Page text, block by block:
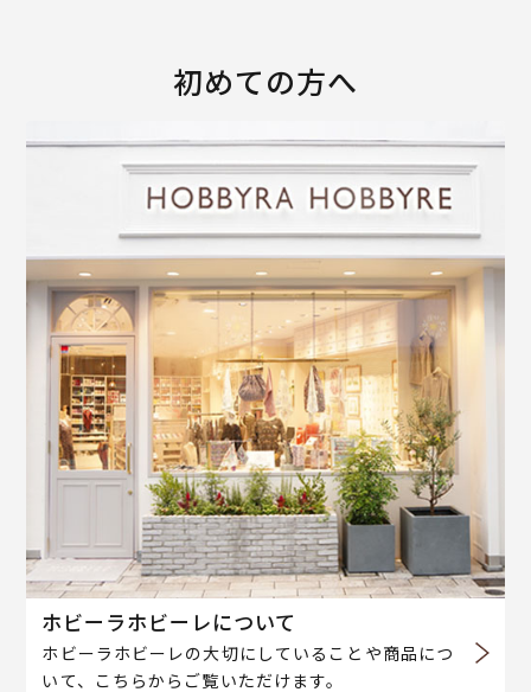
初めての方へ
ホビーラホビーレについて
ホビーラホビーレの大切にしていることや商品につ
いて、こちらからご覧いただけます。